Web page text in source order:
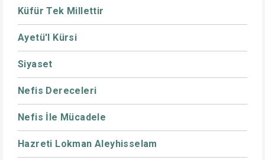
Küfür Tek Millettir
Ayetü'l Kürsi
Siyaset
Nefis Dereceleri
Nefis İle Mücadele
Hazreti Lokman Aleyhisselam